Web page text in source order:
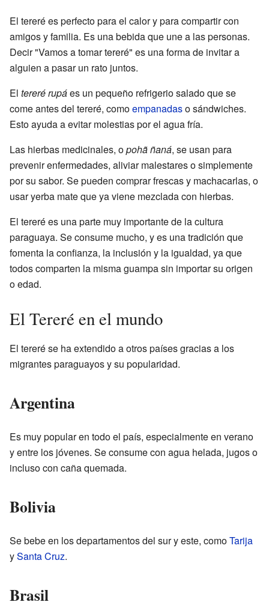
El tereré es perfecto para el calor y para compartir con
amigos y familia. Es una bebida que une a las personas.
Decir "Vamos a tomar tereré" es una forma de invitar a
alguien a pasar un rato juntos.
El tereré rupáes un pequeño refrigerio salado que se
come antes del tereré, comoempanadaso sándwiches.
Esto ayuda a evitar molestias por el agua fría.
Las hierbas medicinales, opohã ñaná, se usan para
prevenir enfermedades, aliviar malestares o simplemente
por su sabor. Se pueden comprar frescas y machacarlas, o
usar yerba mate que ya viene mezclada con hierbas.
El tereré es una parte muy importante de la cultura
paraguaya. Se consume mucho, y es una tradición que
fomenta la confianza, la inclusión y la igualdad, ya que
todos comparten la misma guampa sin importar su origen
o edad.
El Tereré en el mundo
El tereré se ha extendido a otros países gracias a los
migrantes paraguayos y su popularidad.
Argentina
Es muy popular en todo el país, especialmente en verano
y entre los jóvenes. Se consume con agua helada, jugos o
incluso con caña quemada.
Bolivia
Se bebe en los departamentos del sur y este, comoTarija
ySanta Cruz.
Brasil